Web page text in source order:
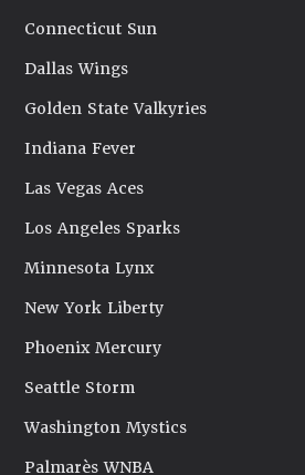
Connecticut Sun
Dallas Wings
Golden State Valkyries
Indiana Fever
Las Vegas Aces
Los Angeles Sparks
Minnesota Lynx
New York Liberty
Phoenix Mercury
Seattle Storm
Washington Mystics
Palmarès WNBA